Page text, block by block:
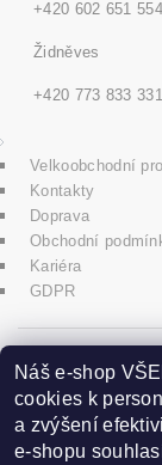
+420 602 651 554
Židněves
+420 773 833 331
Velkoobchodní
Kontakty
Doprava
Obchodní
Kariéra
GDPR
icons8.com
Praha - Herink
Náš e-shop
cookies k
a zvýšení
e-shopu